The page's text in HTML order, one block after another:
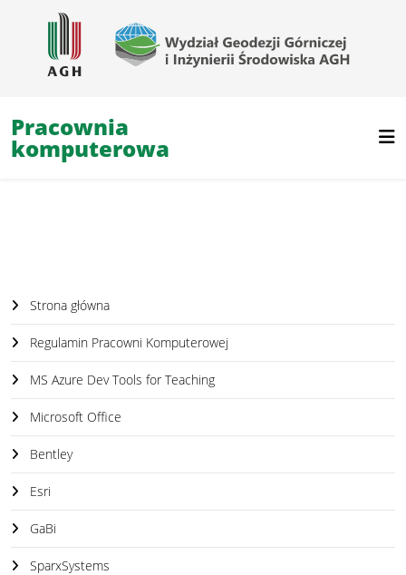
Pracownia
komputerowa
Strona główna
Regulamin Pracowni Komputerowej
MS Azure Dev Tools for Teaching
Microsoft Office
Bentley
Esri
GaBi
SparxSystems